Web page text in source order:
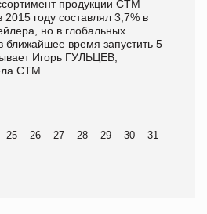
продукции СТМ
году составлял 3,7% в
но в глобальных
ближайшее время запустить 5
Игорь ГУЛЬЦЕВ,
СТМ.
25 26 27 28 29 30
31